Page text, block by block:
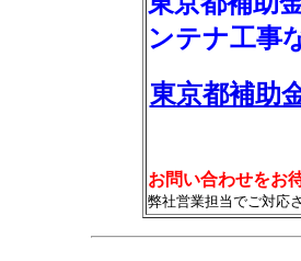
ンテナ工事
東京都補助
お問い合わせをお
弊社営業担当でご対応